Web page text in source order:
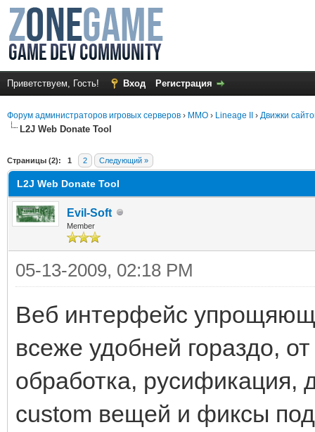
Приветствуем, Гость! Вход Регистрация
Форум администраторов игровых серверов › MMO › Lineage II › Движки
L2J Web Donate Tool
Страницы (2): 1 2 Следующий »
L2J Web Donate Tool
Evil-Soft
Member
05-13-2009, 02:18 PM
Веб интерфейс
всеже удобней гораздо,
обработка, русификация,
custom вещей и фиксы